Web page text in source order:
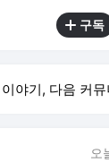
구독
야기, 다음 커뮤니티
오